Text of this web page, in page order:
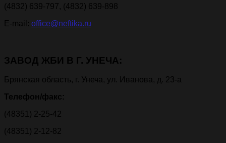
(4832) 639-797, (4832) 639-898
E-mail: office@neftika.ru
ЗАВОД ЖБИ В Г. УНЕЧА:
Брянская область, г. Унеча, ул. Иванова, д. 23-а
Телефон/факс:
(48351) 2-25-42
(48351) 2-12-82